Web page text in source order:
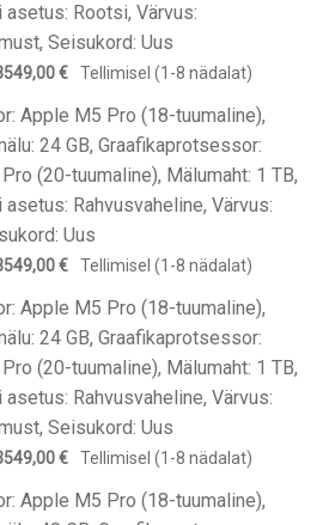
asetus: Rootsi, Värvus:
Seisukord: Uus
€Praegune
Tellimisel (1-8 nädalat)
Apple M5 Pro (18-tuumaline),
24 GB, Graafikaprotsessor:
(20-tuumaline), Mälumaht: 1 TB,
asetus: Rahvusvaheline, Värvus:
Uus
€Praegune
Tellimisel (1-8 nädalat)
Apple M5 Pro (18-tuumaline),
24 GB, Graafikaprotsessor:
(20-tuumaline), Mälumaht: 1 TB,
asetus: Rahvusvaheline, Värvus:
Seisukord: Uus
€Praegune
Tellimisel (1-8 nädalat)
Apple M5 Pro (18-tuumaline),